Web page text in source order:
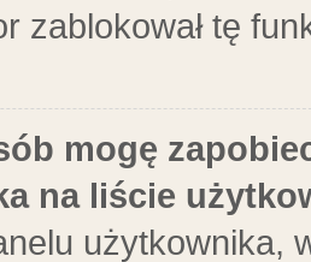
zablokował tę
mogę
na liście
użytkownika,